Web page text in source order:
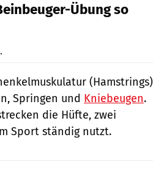
Übung so
(Hamstrings)
Springen und Kniebeugen.
die Hüfte, zwei
Sport ständig nutzt.